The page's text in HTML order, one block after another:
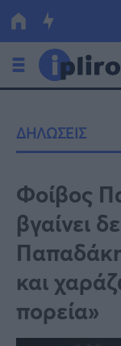
Πολιτική
Τράπεζες
ΕΣΠΑ
Κόσμος
Lifestyle
Αθλητικά
ΔΗΛΩΣΕΙΣ
Φοίβος
βγαίνει
και
πορεία»